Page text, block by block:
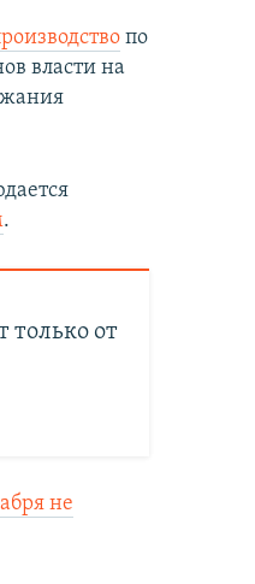
по
власти на
.
только от
не